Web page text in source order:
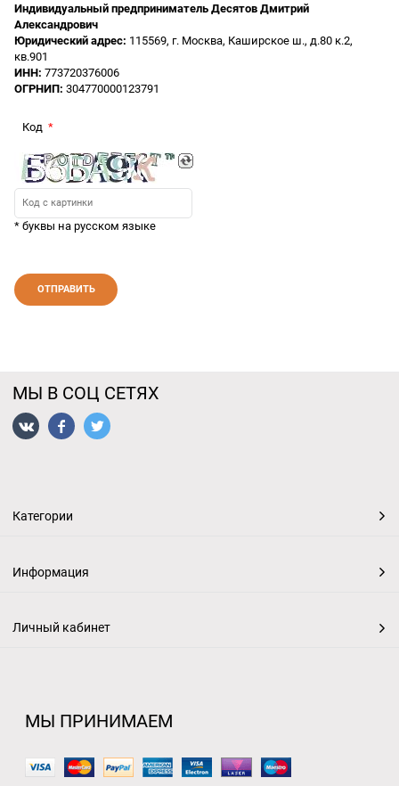
Индивидуальный предприниматель Десятов Дмитрий
Александрович
Юридический адрес: 115569, г. Москва, Каширское ш., д.80 к.2,
кв.901
ИНН: 773720376006
ОГРНИП: 304770000123791
Код
* буквы на русском языке
МЫ В СОЦ СЕТЯХ
Категории
Информация
Личный кабинет
МЫ ПРИНИМАЕМ